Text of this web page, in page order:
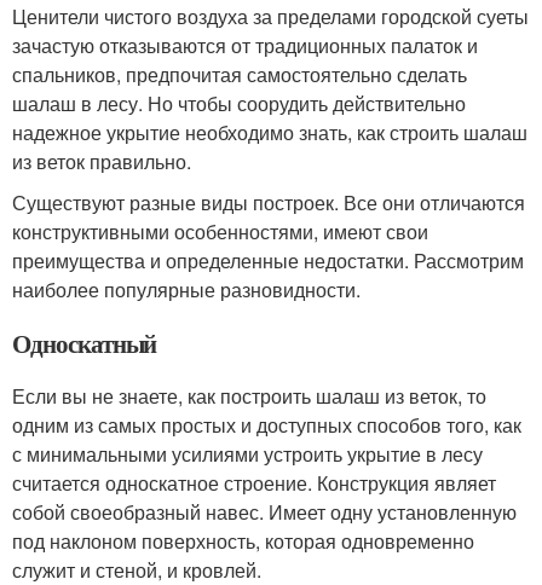
Ценители чистого воздуха за пределами городской суеты
зачастую отказываются от традиционных палаток и
спальников, предпочитая самостоятельно сделать
шалаш в лесу. Но чтобы соорудить действительно
надежное укрытие необходимо знать, как строить шалаш
из веток правильно.
Существуют разные виды построек. Все они отличаются
конструктивными особенностями, имеют свои
преимущества и определенные недостатки. Рассмотрим
наиболее популярные разновидности.
Односкатный
Если вы не знаете, как построить шалаш из веток, то
одним из самых простых и доступных способов того, как
с минимальными усилиями устроить укрытие в лесу
считается односкатное строение. Конструкция являет
собой своеобразный навес. Имеет одну установленную
под наклоном поверхность, которая одновременно
служит и стеной, и кровлей.